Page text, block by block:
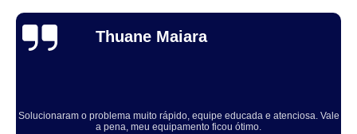
Thuane Maiara
Solucionaram o problema muito rápido, equipe educada e atenciosa. Vale
a pena, meu equipamento ficou ótimo.